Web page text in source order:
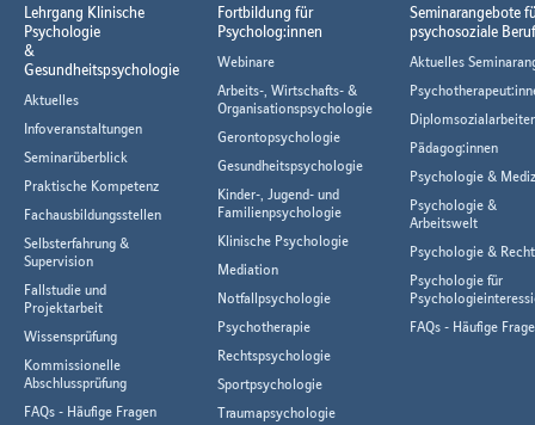
Lehrgang Klinische
Psychologie
&
Gesundheitspsychologie
Aktuelles
Infoveranstaltungen
Seminarüberblick
Praktische Kompetenz
Fachausbildungsstellen
Selbsterfahrung &
Supervision
Fallstudie und
Projektarbeit
Wissensprüfung
Kommissionelle
Abschlussprüfung
FAQs - Häufige Fragen
Fortbildung für
Psycholog:innen
Webinare
Arbeits-, Wirtschafts- &
Organisationspsychologie
Gerontopsychologie
Gesundheitspsychologie
Kinder-, Jugend- und
Familienpsychologie
Klinische Psychologie
Mediation
Notfallpsychologie
Psychotherapie
Rechtspsychologie
Sportpsychologie
Traumapsychologie
Seminarangebote
psychosoziale
Aktuelles
Pädagog:innen
Psychologie &
Psychologie &
Arbeitswelt
Psychologie & Recht
Psychologie für
FAQs - Häufige